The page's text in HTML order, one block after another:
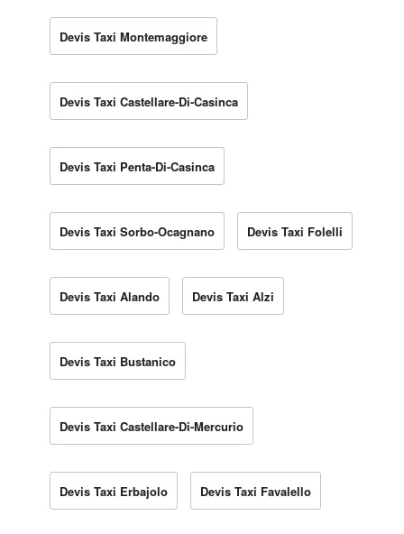
Devis Taxi Montemaggiore
Devis Taxi Castellare-Di-Casinca
Devis Taxi Penta-Di-Casinca
Devis Taxi Sorbo-Ocagnano Devis Taxi Folelli
Devis Taxi Alando Devis Taxi Alzi
Devis Taxi Bustanico
Devis Taxi Castellare-Di-Mercurio
Devis Taxi Erbajolo Devis Taxi Favalello